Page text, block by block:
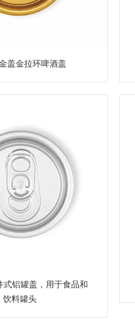
盖金拉环啤酒盖
式铝罐盖，用于食品和
饮料罐头